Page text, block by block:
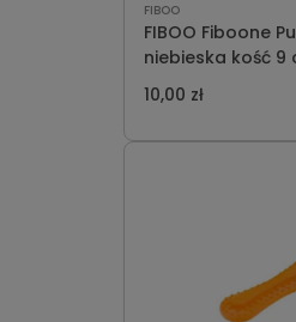
FIBOO
FIBOO Fiboone
niebieska kość 9
10,00 zł